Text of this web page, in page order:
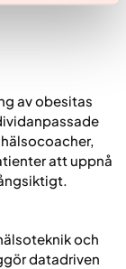
av obesitas
att uppnå
och
datadriven